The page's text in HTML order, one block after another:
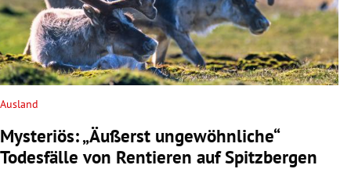
Ausland
Mysteriös: „Äußerst ungewöhnliche“
Todesfälle von Rentieren auf Spitzbergen